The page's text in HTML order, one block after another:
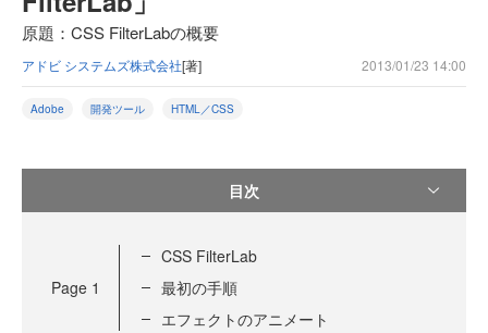
原題：CSS FilterLabの概要
アドビ システムズ株式会社[著] 2013/01/23 14:00
Adobe 開発ツール HTML／CSS
目次
Page 1
CSS FilterLab
最初の手順
エフェクトのアニメート